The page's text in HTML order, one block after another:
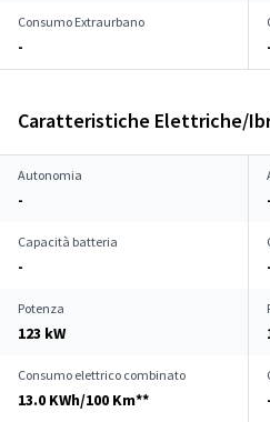
Consumo Extraurbano
- -
Caratteristiche Elettriche/
Autonomia
- -
Capacità batteria
- -
Potenza
123 kW
Consumo elettrico combinato
13.0 KWh/100 Km** -